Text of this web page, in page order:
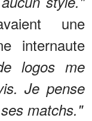
une
internaute
logos me
Je pense
matchs."